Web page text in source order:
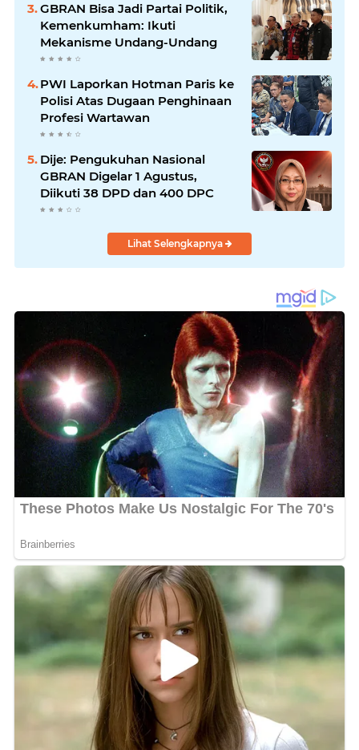
GBRAN Bisa Jadi Partai Politik,
Kemenkumham: Ikuti
Mekanisme Undang-Undang
PWI Laporkan Hotman Paris ke
Polisi Atas Dugaan Penghinaan
Profesi Wartawan
Dije: Pengukuhan Nasional
GBRAN Digelar 1 Agustus,
Diikuti 38 DPD dan 400 DPC
Lihat Selengkapnya